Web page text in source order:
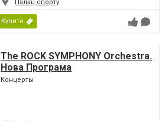
Палац спорту
Купити
The ROCK SYMPHONY Orchestra.
Нова Програма
Концерты